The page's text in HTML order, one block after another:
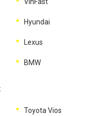
Hyundai
Lexus
BMW
Toyota Vios